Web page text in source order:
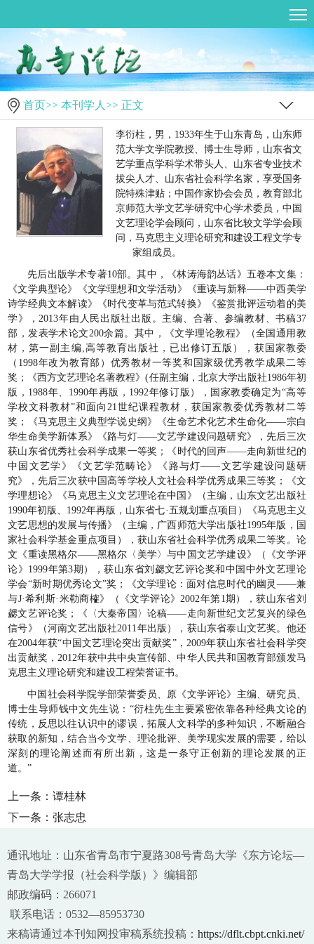
首页>> 本刊学人 >> 正文
李衍柱，男，1933年生于山东青岛，山东师
范大学文学院教授、博士生导师，山东省文
艺学重点学科学术带头人、山东省专业技术
拔尖人才、山东省社会科学名家，享受国务
院特殊津贴；中国作家协会会员，教育部北
京师范大学文艺学研究中心学术委员，中国
文艺理论学会顾问，山东省比较文学学会顾
问，马克思主义理论研究和建设工程文学专
家组成员。
先后出版学术专著10部。其中，《林涛海韵丛话》五卷本文集：
《文学典型论》《文学理想和文学活动》《重读与新释——中西美学
诗学经典文本解读》《时代变革与范式转换》《鉴赏批评运动着的美
学》，2013年由人民出版社出版。主编、合著、参编教材、书稿37
部，发表学术论文200余篇。其中，《文学理论教程》（全国通用教
材，第一副主编,高等教育出版社，已出修订五版），获国家教委
（1998年改为教育部）优秀教材一等奖和国家级优秀教学成果二等
奖；《西方文艺理论名著教程》(任副主编，北京大学出版社1986年初
版，1988年、1990年再版，1992年修订版），国家教委确定为“高等
学校文科教材”和面向21世纪课程教材，获国家教委优秀教材二等
奖；《马克思主义典型学说史纲》《生命艺术化艺术生命化——宗白
华生命美学新体系》《路与灯——文艺学建设问题研究》，先后三次
获山东省优秀社会科学成果一等奖；《时代的回声——走向新世纪的
中国文艺学》《文艺学范畴论》《路与灯——文艺学建设问题研
究》，先后三次获中国高等学校人文社会科学优秀成果三等奖；《文
学理想论》《马克思主义文艺理论在中国》（主编，山东文艺出版社
1990年初版、1992年再版，山东省七·五规划重点项目）《马克思主义
文艺思想的发展与传播》（主编，广西师范大学出版社1995年版，国
家社会科学基金重点项目），获山东省社会科学优秀成果二等奖。论
文《重读黑格尔——黑格尔〈美学〉与中国文艺学建设》（《文学评
论》1999年第3期），获山东省刘勰文艺评论奖和中国中外文艺理论
学会“新时期优秀论文”奖；《文学理论：面对信息时代的幽灵——兼
与J·希利斯·米勒商榷》（《文学评论》2002年第1期），获山东省刘
勰文艺评论奖；《〈大秦帝国〉论稿——走向新世纪文艺复兴的绿色
信号》（河南文艺出版社2011年出版），获山东省泰山文艺奖。他还
在2004年获“中国文艺理论突出贡献奖”，2009年获山东省社会科学突
出贡献奖，2012年获中共中央宣传部、中华人民共和国教育部颁发马
克思主义理论研究和建设工程荣誉证书。
中国社会科学院学部荣誉委员、原《文学评论》主编、研究员、
博士生导师钱中文先生说：“衍柱先生主要紧密依靠各种经典文论的
传统，反思以往认识中的谬误，拓展人文科学的多种知识，不断融合
获取的新知，结合当今文学、理论批评、美学现实发展的需要，给以
深刻的理论阐述而有所出新，这是一条守正创新的理论发展的正
道。”
上一条：谭桂林
下一条：张志忠
通讯地址：山东省青岛市宁夏路308号青岛大学《东方论坛—
青岛大学学报（社会科学版）》编辑部
邮政编码：266071
联系电话：0532—85953730
来稿请通过本刊知网投审稿系统投稿： https://dflt.cbpt.cnki.net/